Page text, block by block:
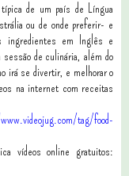
de um país de Língua
ou de onde preferir- e
ingredientes em Inglês e
de culinária, além do
irá se divertir, e melhorar o
na internet com receitas
tag/food-
vídeos online gratuitos: